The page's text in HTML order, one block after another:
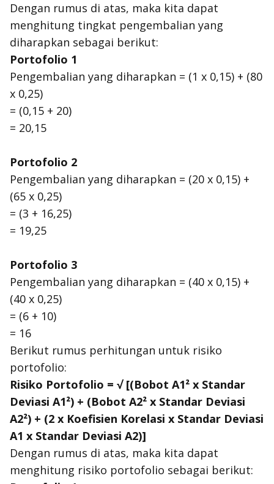
Dengan rumus di atas, maka kita dapat
menghitung tingkat pengembalian yang
diharapkan sebagai berikut:
Portofolio 1
Pengembalian yang diharapkan = (1 x 0,15) + (80
x 0,25)
= (0,15 + 20)
= 20,15
Portofolio 2
Pengembalian yang diharapkan = (20 x 0,15) +
(65 x 0,25)
= (3 + 16,25)
= 19,25
Portofolio 3
Pengembalian yang diharapkan = (40 x 0,15) +
(40 x 0,25)
= (6 + 10)
= 16
Berikut rumus perhitungan untuk risiko
portofolio:
Risiko Portofolio = √ [(Bobot A1² x Standar
Deviasi A1²) + (Bobot A2² x Standar Deviasi
A2²) + (2 x Koefisien Korelasi x Standar Deviasi
A1 x Standar Deviasi A2)]
Dengan rumus di atas, maka kita dapat
menghitung risiko portofolio sebagai berikut: